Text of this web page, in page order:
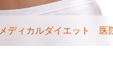
メディカルダイエット 医